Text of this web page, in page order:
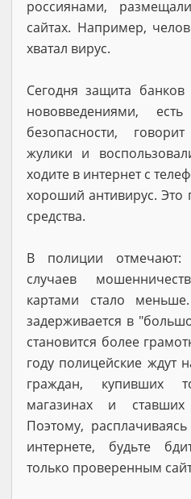
россиянами,
сайтах. Например,
хватал вирус.
Сегодня защита банков
нововведениями,
безопасности,
жулики и
ходите в интернет с
хороший антивирус. Это
средства.
В полиции
случаев
картами стало
задерживается в
становится более
году полицейские ждут
граждан, купивших
магазинах и
Поэтому,
интернете, будьте
только проверенным